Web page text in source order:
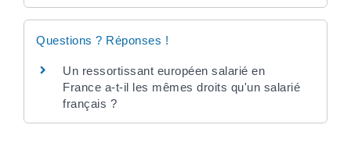
Questions ? Réponses !
Un ressortissant européen salarié en
France a-t-il les mêmes droits qu'un salarié
français ?